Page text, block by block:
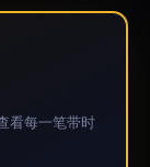
看每一笔带时